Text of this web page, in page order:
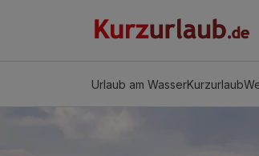
Urlaub am WasserKurzurlaub